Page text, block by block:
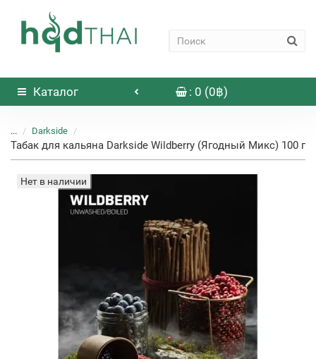
Каталог : 0 (0฿)
... Darkside
Табак для кальяна Darkside Wildberry (Ягодный Микс) 100 г
Нет в наличии